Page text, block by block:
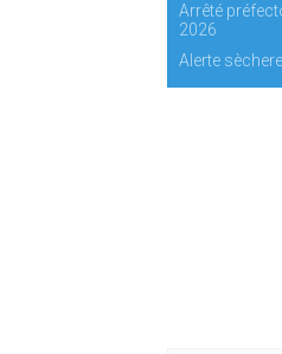
Arrêté
2026
Alerte